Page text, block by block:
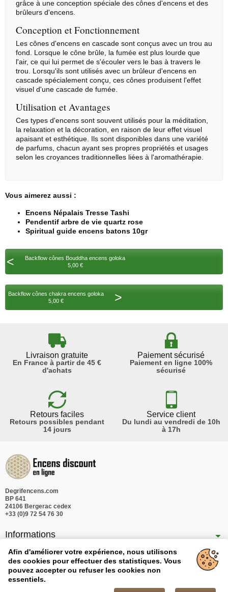
grâce à une conception spéciale des cônes d'encens et des
brûleurs d'encens.
Conception et Fonctionnement
Les cônes d'encens en cascade sont conçus avec un trou au
fond. Lorsque le cône brûle, la fumée est plus lourde que
l'air, ce qui lui permet de s'écouler vers le bas à travers le
trou. Lorsqu'ils sont utilisés avec un brûleur d'encens en
cascade spécialement conçu, ces cônes produisent l'effet
visuel d'une cascade de fumée.
Utilisation et Avantages
Ces types d'encens sont souvent utilisés pour la méditation,
la relaxation et la décoration, en raison de leur effet visuel
apaisant et esthétique. Ils sont disponibles dans une variété
de parfums, chacun ayant ses propres propriétés et usages
selon les croyances traditionnelles liées à l'aromathérapie.
Vous aimerez aussi :
Encens Népalais Tresse Tashi
Pendentif arbre de vie quartz rose
Spiritual guide encens batons 10gr
<
Backflow cônes Bouddha encens goloka
5,00 €
Backflow cônes chakra encens goloka
5,00 €
>
Livraison gratuite
En France à partir de 45 €
d'achats
Paiement sécurisé
Paiement en ligne 100%
sécurisé
Retours faciles
Retours possibles pendant
14 jours
Service client
Du lundi au vendredi de 10h
à 17h
Degrifencens.com
BP 641
24106 Bergerac cedex
+33 (0)9 72 54 76 30
Informations
Nos produits
Notre société
Afin d'améliorer votre expérience, nous utilisons
des cookies pour effectuer des statistiques. Vous
pouvez accepter ou refuser les cookies non
essentiels.